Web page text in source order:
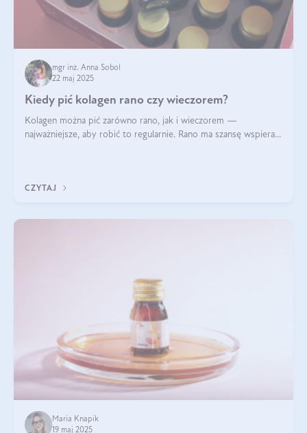
mgr inż. Anna Sobol
22 maj 2025
Kiedy pić kolagen rano czy wieczorem?
Kolagen można pić zarówno rano, jak i wieczorem —
najważniejsze, aby robić to regularnie. Rano ma szansę wspierać
CZYTAJ
Maria Knapik
19 maj 2025